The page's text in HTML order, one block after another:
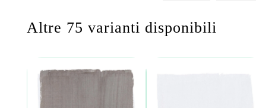
Altre 75 varianti disponibili